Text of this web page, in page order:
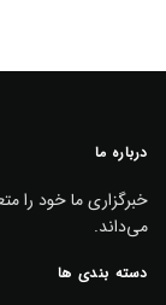
درباره ما
خبرگزاری ما خود را
می‌داند.
دسته بندی ها